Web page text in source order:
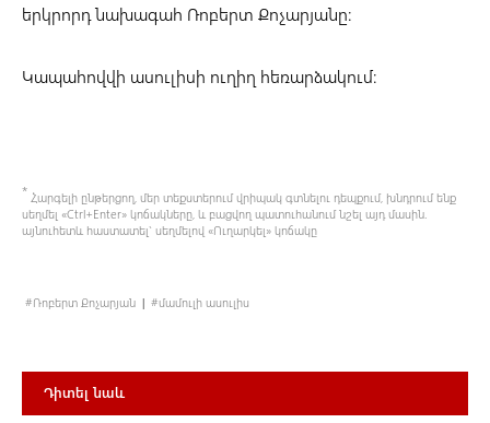
երկրորդ նախագահ Ռոբերտ Քոչարյանը։
Կապահովվի ասուլիսի ուղիղ հեռարձակում։
* Հարգելի ընթերցող, մեր տեքստերում վրիպակ գտնելու դեպքում, խնդրում ենք
սեղմել «Ctrl+Enter» կոճակները, և բացվող պատուհանում նշել այդ մասին.
այնուհետև հաստատել` սեղմելով «Ու ղարկել» կոճակը
Ռոբերտ Քոչարյան | մամուլի ասուլիս
Դիտել նաև